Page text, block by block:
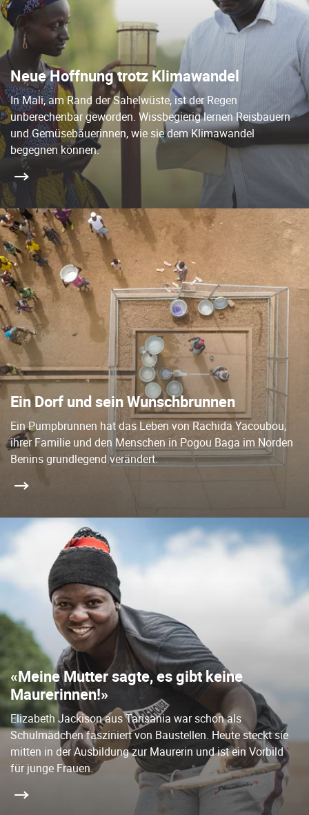
Neue Hoffnung trotz Klimawandel
In Mali, am Rand der Sahelwüste, ist der Regen
unberechenbar geworden. Wissbegierig lernen Reisbauern
und Gemüsebäuerinnen, wie sie dem Klimawandel
begegnen können.
Ein Dorf und sein Wunschbrunnen
Ein Pumpbrunnen hat das Leben von Rachida Yacoubou,
ihrer Familie und den Menschen in Pogou Baga im Norden
Benins grundlegend verändert.
«Meine Mutter sagte, es gibt keine
Maurerinnen!»
Elizabeth Jackison aus Tansania war schon als
Schulmädchen fasziniert von Baustellen. Heute steckt sie
mitten in der Ausbildung zur Maurerin und ist ein Vorbild
für junge Frauen.